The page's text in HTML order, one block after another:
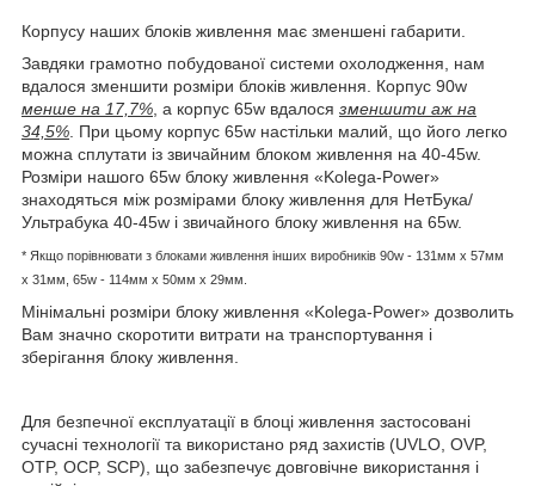
Корпусу наших блоків живлення має зменшені габарити.
Завдяки грамотно побудованої системи охолодження, нам
вдалося зменшити розміри блоків живлення. Корпус 90w
менше на 17,7% , а корпус 65w вдалося зменшити аж на
34,5% . При цьому корпус 65w настільки малий, що його легко
можна сплутати із звичайним блоком живлення на 40-45w.
Розміри нашого 65w блоку живлення «Kolega-Power»
знаходяться між розмірами блоку живлення для НетБука/
Ультрабука 40-45w і звичайного блоку живлення на 65w.
* Якщо порівнювати з блоками живлення інших виробників 90w - 131мм x 57мм
x 31мм, 65w - 114мм х 50мм x 29мм.
Мінімальні розміри блоку живлення «Kolega-Power» дозволить
Вам значно скоротити витрати на транспортування і
зберігання блоку живлення.
Для безпечної експлуатації в блоці живлення застосовані
сучасні технології та використано ряд захистів (UVLO, OVP,
OTP, OCP, SCP), що забезпечує довговічне використання і